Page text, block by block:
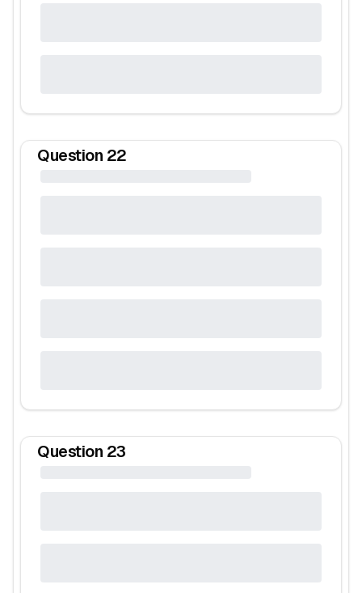
Question 22
Question 23